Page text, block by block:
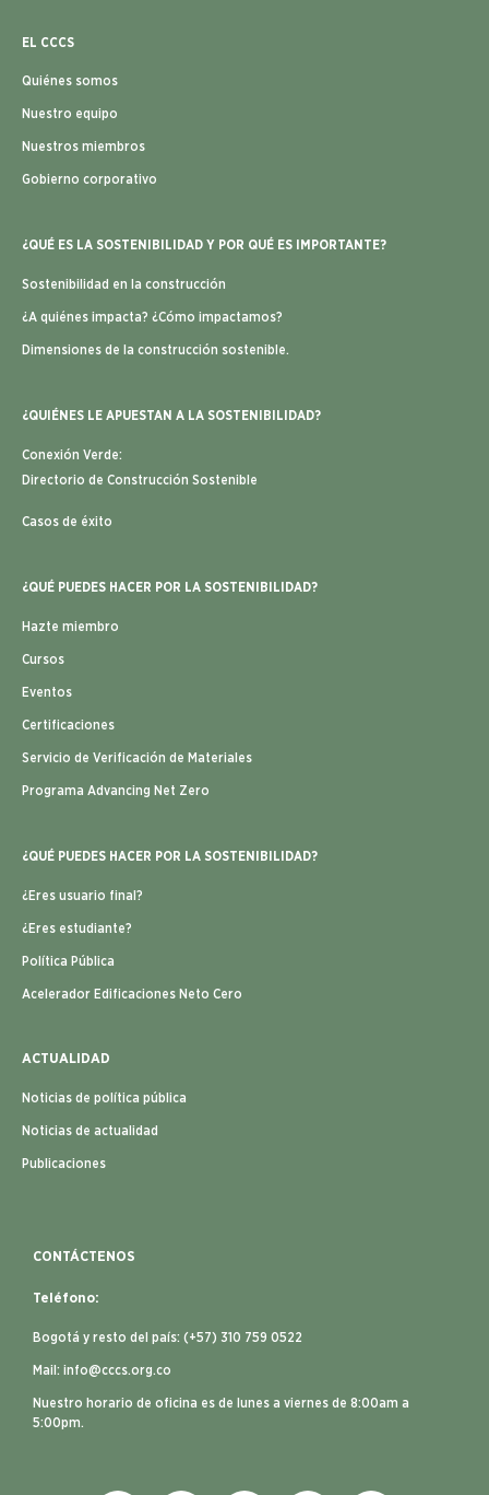
EL CCCS
Quiénes somos
Nuestro equipo
Nuestros miembros
Gobierno corporativo
¿QUÉ ES LA SOSTENIBILIDAD Y POR QUÉ ES IMPORTANTE?
Sostenibilidad en la construcción
¿A quiénes impacta? ¿Cómo impactamos?
Dimensiones de la construcción sostenible.
¿QUIÉNES LE APUESTAN A LA SOSTENIBILIDAD?
Conexión Verde:
Directorio de Construcción Sostenible
Casos de éxito
¿QUÉ PUEDES HACER POR LA SOSTENIBILIDAD?
Hazte miembro
Cursos
Eventos
Certificaciones
Servicio de Verificación de Materiales
Programa Advancing Net Zero
¿QUÉ PUEDES HACER POR LA SOSTENIBILIDAD?
¿Eres usuario final?
¿Eres estudiante?
Política Pública
Acelerador Edificaciones Neto Cero
ACTUALIDAD
Noticias de política pública
Noticias de actualidad
Publicaciones
CONTÁCTENOS
Teléfono:
Bogotá y resto del país: (+57) 310 759 0522
Mail: info@cccs.org.co
Nuestro horario de oficina es de lunes a viernes de 8:00am a
5:00pm.